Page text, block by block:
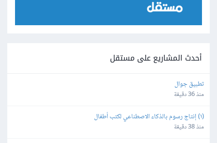
أحدث المشاريع على مستقل
تطبيق جوال
منذ 36 دقيقة
(١) إنتاج رسوم بالذكاء الاصطناعي لكتب أطفال
منذ 38 دقيقة